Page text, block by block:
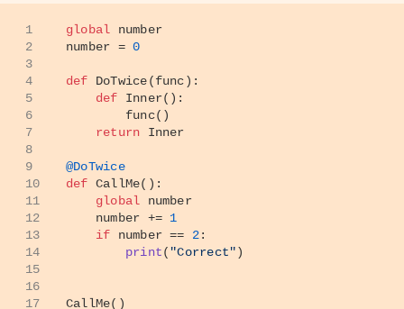
1
2
3
4
5
6
7
8
9
10
11
12
13
14
15
16
17
global number
number = 0
def DoTwice(func):
def
Inner():
        func()
return Inner
@DoTwice
def CallMe():
global number
    number +=
1
if number == 2:
print( "Correct")
CallMe()